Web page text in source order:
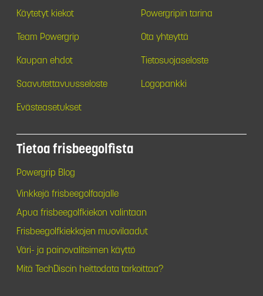
Käytetyt kiekot Powergripin tarina
Team Powergrip Ota yhteyttä
Kaupan ehdot Tietosuojaseloste
Saavutettavuusseloste Logopankki
Evästeasetukset
Tietoa frisbeegolfista
Powergrip Blog
Vinkkejä frisbeegolfaajalle
Apua frisbeegolfkiekon valintaan
Frisbeegolfkiekkojen muovilaadut
Väri- ja painovalitsimen käyttö
Mitä TechDiscin heittodata tarkoittaa?